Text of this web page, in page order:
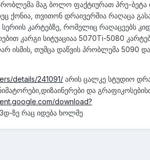
მაგ ბოლო ფაქტიურათ პრე-ბეტა
ქონია, თვითონ დრაივერშია რაღაცა
კარტებზე, რომელიც რაღაცეებს
კარგი სიტუაციაა 5070Ti-5080
თუმცა დაწვის პრობლემა 5090
details/241091/ არის ცალკე სტუდიო
და
download?
ზე რაც იდება ხოლმე